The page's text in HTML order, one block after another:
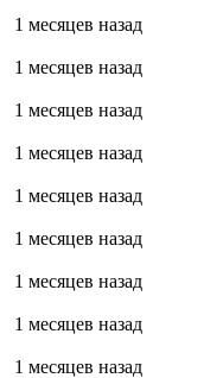
1 месяцев назад
1 месяцев назад
1 месяцев назад
1 месяцев назад
1 месяцев назад
1 месяцев назад
1 месяцев назад
1 месяцев назад
1 месяцев назад